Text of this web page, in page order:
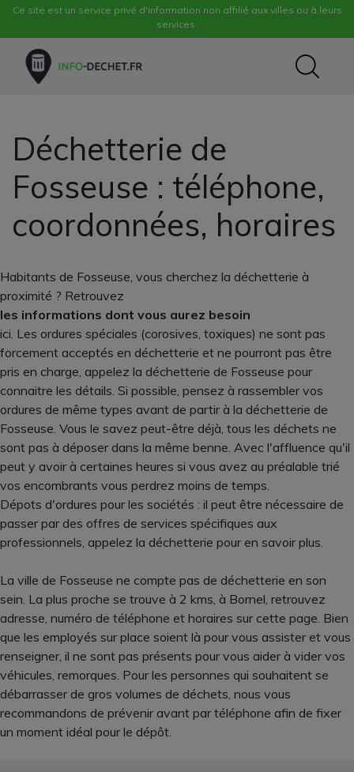
Ce site est un service privé d'information non affilié aux villes ou à leurs
services.
Déchetterie de
Fosseuse : téléphone,
coordonnées, horaires
Habitants de Fosseuse, vous cherchez la déchetterie à
proximité ? Retrouvez
les informations dont vous aurez besoin
ici. Les ordures spéciales (corosives, toxiques) ne sont pas
forcement acceptés en déchetterie et ne pourront pas être
pris en charge, appelez la déchetterie de Fosseuse pour
connaitre les détails. Si possible, pensez à rassembler vos
ordures de même types avant de partir à la déchetterie de
Fosseuse. Vous le savez peut-être déjà, tous les déchets ne
sont pas à déposer dans la même benne. Avec l'affluence qu'il
peut y avoir à certaines heures si vous avez au préalable trié
vos encombrants vous perdrez moins de temps.
Dépots d'ordures pour les sociétés : il peut être nécessaire de
passer par des offres de services spécifiques aux
professionnels, appelez la déchetterie pour en savoir plus.
La ville de Fosseuse ne compte pas de déchetterie en son
sein. La plus proche se trouve à 2 kms, à Bornel, retrouvez
adresse, numéro de téléphone et horaires sur cette page. Bien
que les employés sur place soient là pour vous assister et vous
renseigner, il ne sont pas présents pour vous aider à vider vos
véhicules, remorques. Pour les personnes qui souhaitent se
débarrasser de gros volumes de déchets, nous vous
recommandons de prévenir avant par téléphone afin de fixer
un moment idéal pour le dépôt.